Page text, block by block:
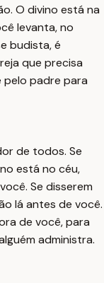
O divino está na
levanta, no
budista, é
que precisa
padre para
de todos. Se
está no céu,
Se disserem
lá antes de você.
de você, para
administra.